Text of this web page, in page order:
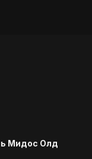
Мидос Олд